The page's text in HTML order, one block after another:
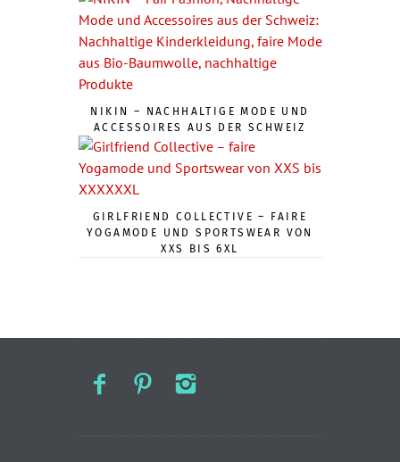
NIKIN – NACHHALTIGE MODE UND
ACCESSOIRES AUS DER SCHWEIZ
GIRLFRIEND COLLECTIVE – FAIRE
YOGAMODE UND SPORTSWEAR VON
XXS BIS 6XL